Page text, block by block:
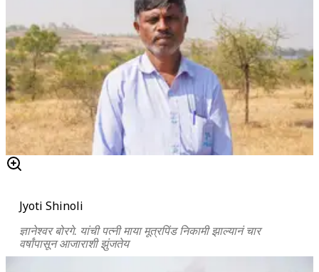
Jyoti Shinoli
ज्ञानेश्वर बोरगे. यांची पत्नी माया मूत्रपिंड निकामी झाल्यानं चार
वर्षांपासून आजाराशी झुंजतेय